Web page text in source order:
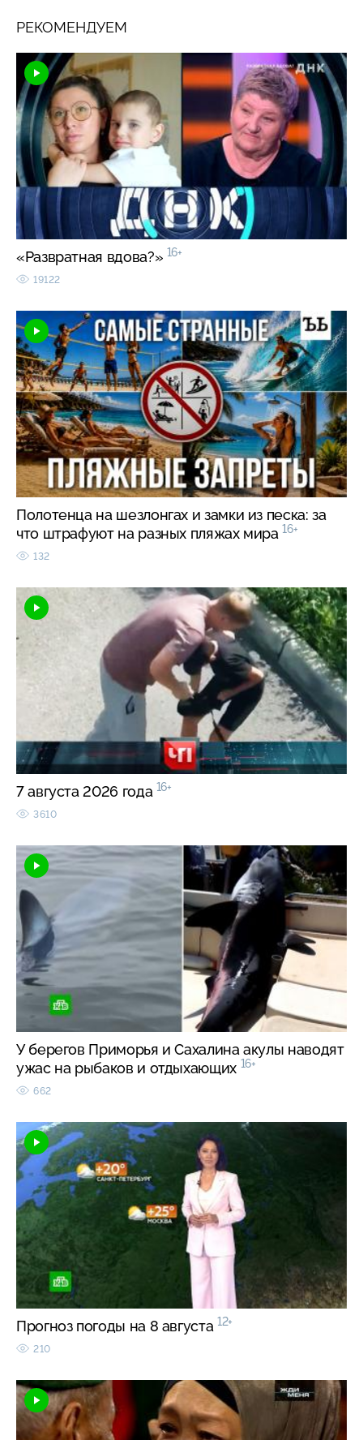
РЕКОМЕНДУЕМ
«Развратная вдова?» 16+
19122
Полотенца на шезлонгах и замки из песка: за
что штрафуют на разных пляжах мира 16+
132
7 августа 2026 года 16+
3610
У берегов Приморья и Сахалина акулы наводят
ужас на рыбаков и отдыхающих 16+
662
Прогноз погоды на 8 августа 12+
210